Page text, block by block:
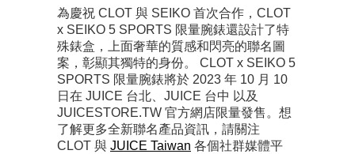
為慶祝 CLOT 與 SEIKO 首次合作，CLOT
x SEIKO 5 SPORTS 限量腕錶還設計了特
殊錶盒，上面奢華的質感和閃亮的聯名圖
案，彰顯其獨特的身份。 CLOT x SEIKO 5
SPORTS 限量腕錶將於 2023 年 10 月 10
日在 JUICE 台北、JUICE 台中 以及
JUICESTORE.TW 官方網店限量發售。想
了解更多全新聯名產品資訊，請關注
CLOT 與 JUICE Taiwan 各個社群媒體平